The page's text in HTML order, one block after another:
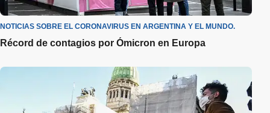
NOTICIAS SOBRE EL CORONAVIRUS EN ARGENTINA Y EL MUNDO.
Récord de contagios por Ómicron en Europa